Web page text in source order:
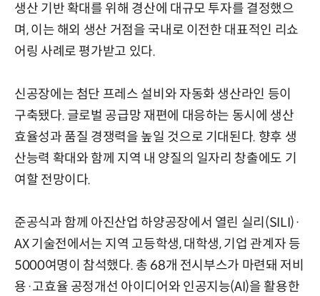
생산 기반 확대를 위해 경산에 대규모 투자를 결정했으
며, 이는 해외 생산 거점을 국내로 이전한 대표적인 리쇼
어링 사례로 평가받고 있다.
신공장에는 첨단 프레스 설비와 자동화 생산라인 등이
구축됐다. 글로벌 공급망 재편에 대응하는 동시에 생산
효율성과 품질 경쟁력을 높일 것으로 기대된다. 향후 생
산능력 확대와 함께 지역 내 양질의 일자리 창출에도 기
여할 전망이다.
준공식과 함께 아진산업 하양공장에서 열린 실리(SILI)·
AX 기술전에서는 지역 고등학생, 대학생, 기업 관계자 등
5000여명이 참석했다. 총 68개 전시부스가 마련돼 저비
용·고효율 공정개선 아이디어와 인공지능(AI)을 활용한